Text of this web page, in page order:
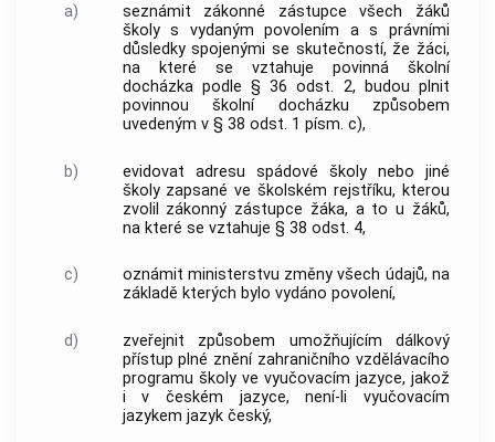
a)
seznámit zákonné zástupce všech žáků
školy s vydaným povolením a s právními
důsledky spojenými se skutečností, že žáci,
na které se vztahuje povinná školní
docházka podle § 36 odst. 2, budou plnit
povinnou školní docházku způsobem
uvedeným v § 38 odst. 1 písm. c),
b)
evidovat adresu spádové školy nebo jiné
školy zapsané ve školském rejstříku, kterou
zvolil zákonný zástupce žáka, a to u žáků,
na které se vztahuje § 38 odst. 4,
c)
oznámit ministerstvu změny všech údajů, na
základě kterých bylo vydáno povolení,
d)
zveřejnit způsobem umožňujícím dálkový
přístup plné znění zahraničního vzdělávacího
programu školy ve vyučovacím jazyce, jakož
i v českém jazyce, není-li vyučovacím
jazykem jazyk český,